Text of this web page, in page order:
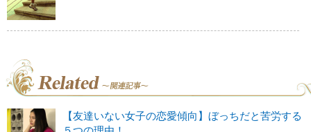
【友達いない女子の恋愛傾向】ぼっちだと苦労する